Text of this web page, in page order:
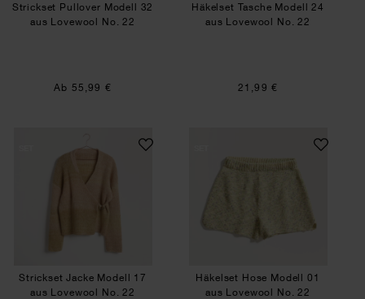
Strickset Pullover Modell 32
aus Lovewool No. 22
Ab 55,99 €
Häkelset Tasche Modell 24
aus Lovewool No. 22
21,99 €
Strickset Jacke Modell 17 aus Lovewool No. 22
Strickset Jacke Modell 17
aus Lovewool No. 22
Häkelset Hose
Häkelset Hose Modell 01
aus Lovewool No. 22